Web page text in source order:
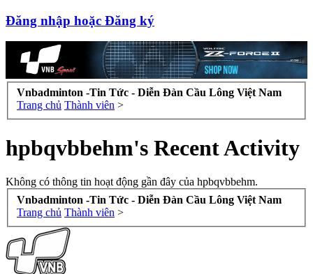
Đăng nhập hoặc Đăng ký
Vnbadminton -Tin Tức - Diễn Đàn Cầu Lông Việt Nam
Trang chủ Thành viên >
hpbqvbbehm's Recent Activity
Không có thông tin hoạt động gần đây của hpbqvbbehm.
Vnbadminton -Tin Tức - Diễn Đàn Cầu Lông Việt Nam
Trang chủ Thành viên >